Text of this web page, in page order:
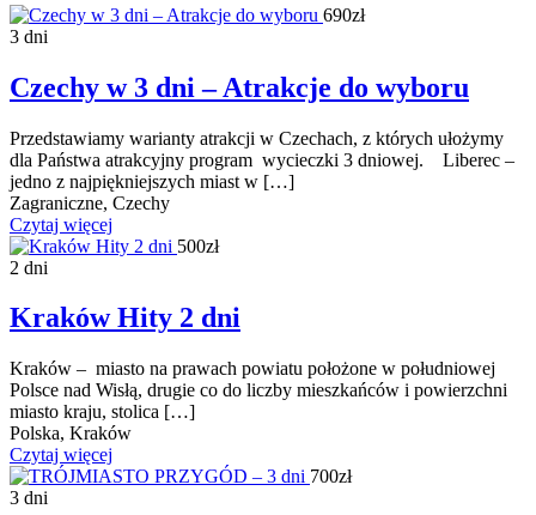
690zł
3 dni
Czechy w 3 dni – Atrakcje do wyboru
Przedstawiamy warianty atrakcji w Czechach, z których ułożymy
dla Państwa atrakcyjny program wycieczki 3 dniowej. Liberec –
jedno z najpiękniejszych miast w […]
Zagraniczne, Czechy
Czytaj więcej
500zł
2 dni
Kraków Hity 2 dni
Kraków – miasto na prawach powiatu położone w południowej
Polsce nad Wisłą, drugie co do liczby mieszkańców i powierzchni
miasto kraju, stolica […]
Polska, Kraków
Czytaj więcej
700zł
3 dni